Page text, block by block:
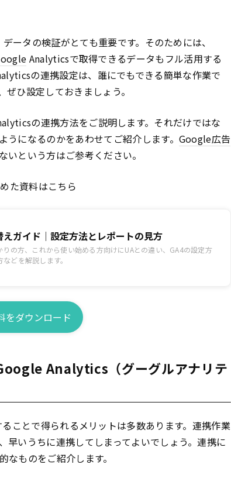
ータの検証がとても重要です。そのためには、
Analyticsで取得できるデータもフル活用する
の連携設定は、誰にでもできる簡単な作業で
ひ設定しておきましょう。
の連携方法をご説明します。それだけではな
になるのかをあわせてご紹介します。 Google広告
という方はご参考ください。
た資料はこちら
えガイド｜設定方法とレポートの見方
りの方、これから使い始める方向けにUAとの違い、GA4の設定方
どを解説します。
をダウンロード
Analytics（グーグルアナリテ
ことで得られるメリットは多数あります。連携作業
早いうちに連携してしまってよいでしょう。連携に
ものをご紹介します。